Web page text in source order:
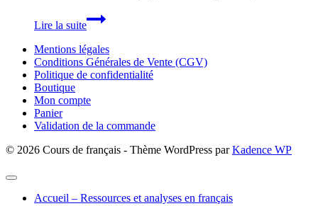
Lire la suite
Les
classes
de
« QUE »
Mentions légales
Conditions Générales de Vente (CGV)
Politique de confidentialité
Boutique
Mon compte
Panier
Validation de la commande
© 2026 Cours de français - Thème WordPress parKadence WP
Accueil – Ressources et analyses en français